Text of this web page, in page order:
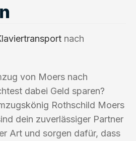
nach
von Moers nach
dabei Geld sparen?
Rothschild Moers
dein zuverlässiger Partner
Art und sorgen dafür, dass